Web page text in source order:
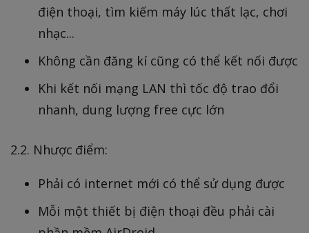
điện thoại, tìm kiếm máy lúc thất lạc, chơi
nhạc...
Không cần đăng kí cũng có thể kết nối được
Khi kết nối mạng LAN thì tốc độ trao đổi
nhanh, dung lượng free cực lớn
2.2. Nhược điểm:
Phải có internet mới có thể sử dụng được
Mỗi một thiết bị điện thoại đều phải cài